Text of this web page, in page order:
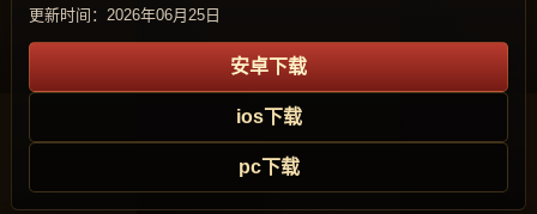
更新时间：2026年06月25日
安卓下载
ios下载
pc下载